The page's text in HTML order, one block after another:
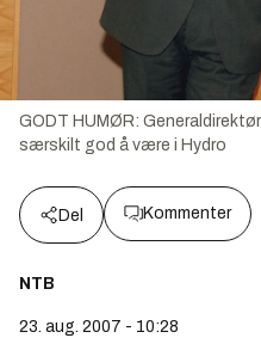
GODT HUMØR:
særskilt god å være i Hydro
Del Kommenter
NTB
23. aug. 2007 - 10:28